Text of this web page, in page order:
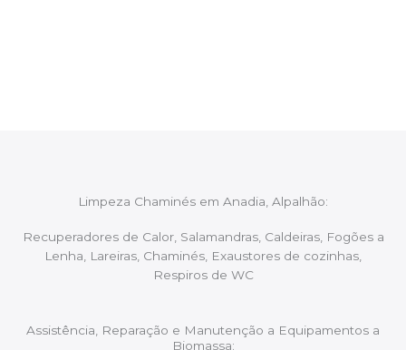
Limpeza Chaminés em Anadia, Alpalhão:
Recuperadores de Calor, Salamandras, Caldeiras, Fogões a
Lenha, Lareiras, Chaminés, Exaustores de cozinhas,
Respiros de WC
Assistência, Reparação e Manutenção a Equipamentos a
Biomassa: